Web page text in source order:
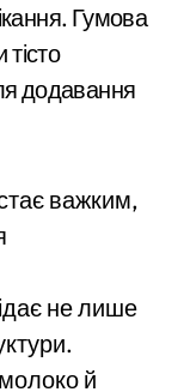
Гумова
додавання
важким,
не лише
й